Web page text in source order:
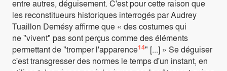
entre autres, déguisement. C'est pour cette raison que
les reconstitueurs historiques interrogés par Audrey
Tuaillon Demésy affirme que « des costumes qui
ne "vivent" pas sont perçus comme des éléments
permettant de "tromper l'apparence14" [...] » Se déguiser
c'est transgresser des normes le temps d'un instant, en